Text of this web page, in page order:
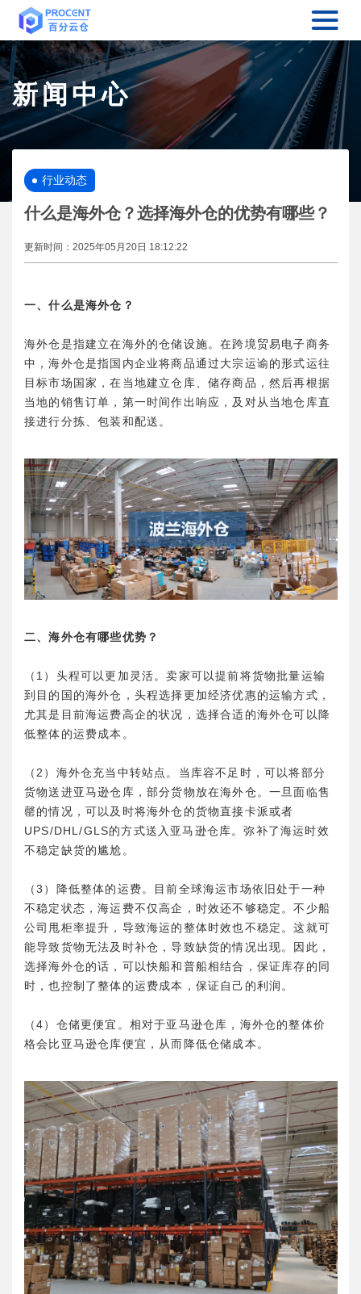
新闻中心
行业动态
什么是海外仓？选择海外仓的优势有哪些？
更新时间： 2025年05月20日 18:12:22
一、什么是海外仓？
海外仓是指建立在海外的仓储设施。在跨境贸易电子商务
中，海外仓是指国内企业将商品通过大宗运谕的形式运往
目标市场国家，在当地建立仓库、储存商品，然后再根据
当地的销售订单，第一时间作出响应，及对从当地仓库直
接进行分拣、包装和配送。
二、海外仓有哪些优势？
（1）头程可以更加灵活。卖家可以提前将货物批量运输
到目的国的海外仓，头程选择更加经济优惠的运输方式，
尤其是目前海运费高企的状况，选择合适的海外仓可以降
低整体的运费成本。
（2）海外仓充当中转站点。当库容不足时，可以将部分
货物送进亚马逊仓库，部分货物放在海外仓。一旦面临售
罄的情况，可以及时将海外仓的货物直接卡派或者
UPS/DHL/GLS的方式送入亚马逊仓库。弥补了海运时效
不稳定缺货的尴尬。
（3）降低整体的运费。目前全球海运市场依旧处于一种
不稳定状态，海运费不仅高企，时效还不够稳定。不少船
公司甩柜率提升，导致海运的整体时效也不稳定。这就可
能导致货物无法及时补仓，导致缺货的情况出现。因此，
选择海外仓的话，可以快船和普船相结合，保证库存的同
时，也控制了整体的运费成本，保证自己的利润。
（4）仓储更便宜。相对于亚马逊仓库，海外仓的整体价
格会比亚马逊仓库便宜，从而降低仓储成本。